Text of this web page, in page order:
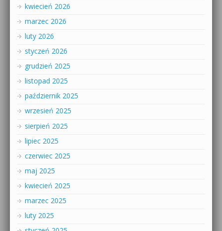
kwiecień 2026
marzec 2026
luty 2026
styczeń 2026
grudzień 2025
listopad 2025
październik 2025
wrzesień 2025
sierpień 2025
lipiec 2025
czerwiec 2025
maj 2025
kwiecień 2025
marzec 2025
luty 2025